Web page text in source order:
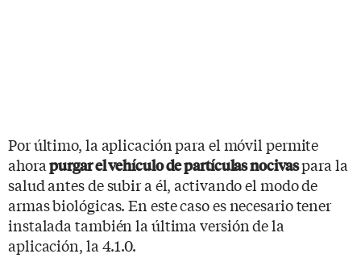
Por último, la aplicación para el móvil permite
ahorapurgar el vehículo de partículas nocivaspara la
salud antes de subir a él, activando el modo de
armas biológicas. En este caso es necesario tener
instalada también la última versión de la
aplicación, la 4.1.0.